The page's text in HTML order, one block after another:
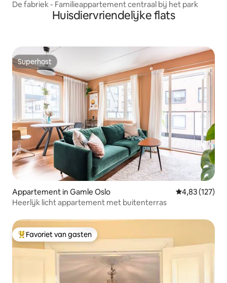
De fabriek - Familieappartement centraal bij het park
Huisdiervriendelijke flats
Superhost
Superhost
Appartement in Gamle Oslo Gemiddelde
4,83 (127)
Heerlijk licht appartement met buitenterras
Topfavoriet van gasten
Favoriet van gasten